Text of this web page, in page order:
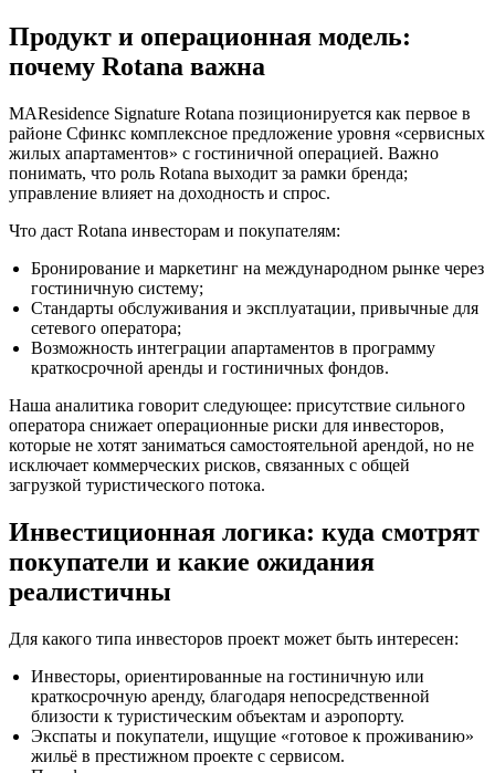
Продукт и операционная модель:
почему Rotana важна
MAResidence Signature Rotana позиционируется как первое в
районе Сфинкс комплексное предложение уровня «сервисных
жилых апартаментов» с гостиничной операцией. Важно
понимать, что роль Rotana выходит за рамки бренда;
управление влияет на доходность и спрос.
Что даст Rotana инвесторам и покупателям:
Бронирование и маркетинг на международном рынке через
гостиничную систему;
Стандарты обслуживания и эксплуатации, привычные для
сетевого оператора;
Возможность интеграции апартаментов в программy
краткосрочной аренды и гостиничных фондов.
Наша аналитика говорит следующее: присутствие сильного
оператора снижает операционные риски для инвесторов,
которые не хотят заниматься самостоятельной арендой, но не
исключает коммерческих рисков, связанных с общей
загрузкой туристического потока.
Инвестиционная логика: куда смотрят
покупатели и какие ожидания
реалистичны
Для какого типа инвесторов проект может быть интересен:
Инвесторы, ориентированные на гостиничную или
краткосрочную аренду, благодаря непосредственной
близости к туристическим объектам и аэропорту.
Экспаты и покупатели, ищущие «готовое к проживанию»
жильё в престижном проекте с сервисом.